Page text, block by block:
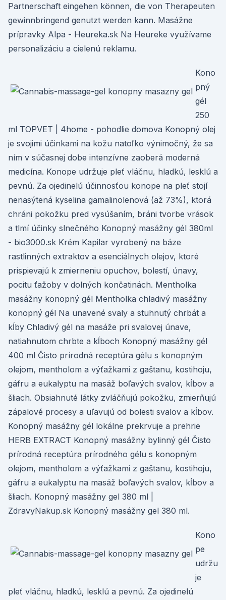
Partnerschaft eingehen können, die von Therapeuten
gewinnbringend genutzt werden kann. Masážne
prípravky Alpa - Heureka.sk Na Heureke využívame
personalizáciu a cielenú reklamu.
Kono
pný
gél
250
ml TOPVET | 4home - pohodlie domova Konopný olej
je svojimi účinkami na kožu natoľko výnimočný, že sa
ním v súčasnej dobe intenzívne zaoberá moderná
medicína. Konope udržuje pleť vláčnu, hladkú, lesklú a
pevnú. Za ojedinelú účinnosťou konope na pleť stojí
nenasýtená kyselina gamalinolenová (až 73%), ktorá
chráni pokožku pred vysúšaním, bráni tvorbe vrások
a tlmí účinky slnečného Konopný masážny gél 380ml
- bio3000.sk Krém Kapilar vyrobený na báze
rastlinných extraktov a esenciálnych olejov, ktoré
prispievajú k zmierneniu opuchov, bolestí, únavy,
pocitu ťažoby v dolných končatinách. Mentholka
masážny konopný gél Mentholka chladivý masážny
konopný gél Na unavené svaly a stuhnutý chrbát a
kĺby Chladivý gél na masáže pri svalovej únave,
natiahnutom chrbte a kĺboch Konopný masážny gél
400 ml Čisto prírodná receptúra gélu s konopným
olejom, mentholom a výťažkami z gaštanu, kostihoju,
gáfru a eukalyptu na masáž boľavých svalov, kĺbov a
šliach. Obsiahnuté látky zvláčňujú pokožku, zmierňujú
zápalové procesy a uľavujú od bolesti svalov a kĺbov.
Konopný masážny gél lokálne prekrvuje a prehrie
HERB EXTRACT Konopný masážny bylinný gél Čisto
prírodná receptúra prírodného gélu s konopným
olejom, mentholom a výťažkami z gaštanu, kostihoju,
gáfru a eukalyptu na masáž boľavých svalov, kĺbov a
šliach. Konopný masážny gel 380 ml |
ZdravyNakup.sk Konopný masážny gel 380 ml.
Kono
pe
udržu
je
pleť vláčnu, hladkú, lesklú a pevnú. Za ojedinelú